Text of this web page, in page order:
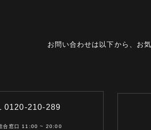
お問い合わせは以下から、お気
0120-210-289
合窓口 11:00 ~ 20:00